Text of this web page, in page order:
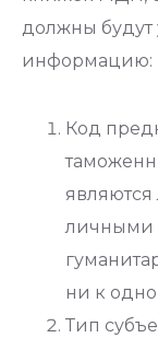
должны будут
информацию:
Код
личными
ни к
Тип